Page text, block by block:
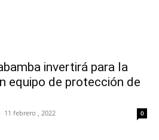
invertirá para la
equipo de protección de
- 11 febrero , 2022 0